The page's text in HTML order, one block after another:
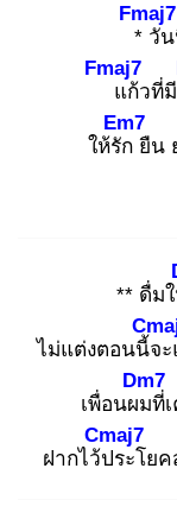
*
Fmaj7
วั
Fmaj7
แก้วที่
ให้รัก
Em7
ยืน
** ดื่ม
ไม่แต่งตอนนี้จ
เพื่อนผม
Dm7
ที่
ฝากไว้ป
Cmaj7
ระโย